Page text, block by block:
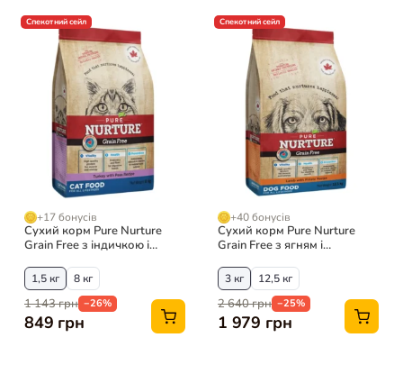
Спекотний сейл
+17 бонусів
Сухий корм Pure Nurture
Grain Free з індичкою і
1,5 кг 8 кг
1 143 грн −26%
849 грн
Спекотний сейл
+40 бонусів
Сухий корм Pure Nurture
Grain Free з ягням і
великих порід
3 кг 12,5 кг
2 640 грн −25%
1 979 грн